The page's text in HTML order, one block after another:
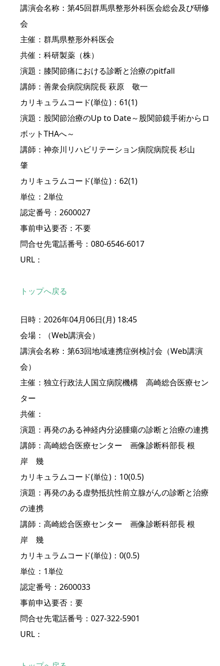
講演会名称：第45回群馬県整形外科医会総会及び研修
会
主催：群馬県整形外科医会
共催：科研製薬（株）
演題：膝関節痛における診断と治療のpitfall
講師：善衆会病院病院長 萩原 敬一
カリキュラムコード(単位)：61(1)
演題：股関節治療のUp to Date～股関節鏡手術からロ
ボットTHAへ～
講師：神奈川リハビリテーション病院病院長 杉山
肇
カリキュラムコード(単位)：62(1)
単位：2単位
認定番号：2600027
事前申込要否：不要
問合せ先電話番号：080-6546-6017
URL：
トップへ戻る
日時：2026年04月06日(月) 18:45
会場：（Web講演会）
講演会名称：第63回地域連携症例検討会（Web講演
会）
主催：独立行政法人国立病院機構 高崎総合医療セン
ター
共催：
演題：再発のある神経内分泌腫瘍の診断と治療の連携
講師：高崎総合医療センター 画像診断科部長 根
岸 幾
カリキュラムコード(単位)：10(0.5)
演題：再発のある虚勢抵抗性前立腺がんの診断と治療
の連携
講師：高崎総合医療センター 画像診断科部長 根
岸 幾
カリキュラムコード(単位)：0(0.5)
単位：1単位
認定番号：2600033
事前申込要否：要
問合せ先電話番号：027-322-5901
URL：